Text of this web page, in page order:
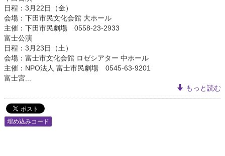
日程：3月22日（金）
会場：下田市民文化会館 大ホール
主催：下田市民劇場 0558-23-2933
富士公演
日程：3月23日（土）
会場：富士市文化会館 ロゼシアター 中ホール
主催：NPO法人 富士市民劇場 0545-63-9201
富士宮...
もっと読む
埋め込みコード